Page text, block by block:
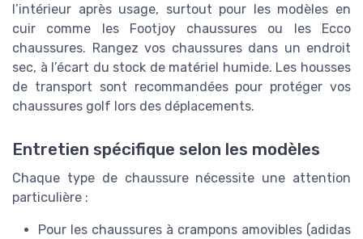
l’intérieur après usage, surtout pour les modèles en
cuir comme les Footjoy chaussures ou les Ecco
chaussures. Rangez vos chaussures dans un endroit
sec, à l’écart du stock de matériel humide. Les housses
de transport sont recommandées pour protéger vos
chaussures golf lors des déplacements.
Entretien spécifique selon les modèles
Chaque type de chaussure nécessite une attention
particulière :
Pour les chaussures à crampons amovibles (adidas